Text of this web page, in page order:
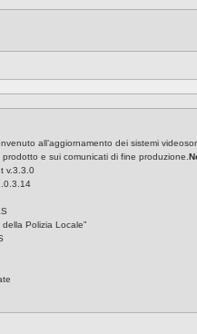
all’aggiornamento dei sistemi
e sui comunicati di fine produzione.
v.3.3.0
Polizia Locale”